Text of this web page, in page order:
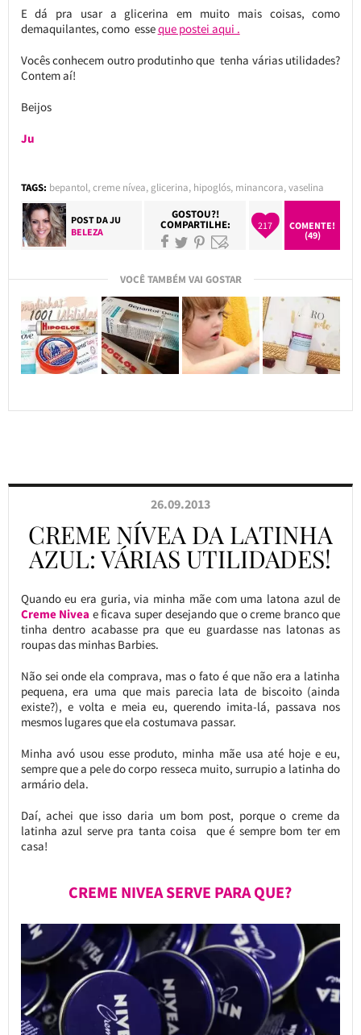
E dá pra usar a glicerina em muito mais coisas, como
demaquilantes, como esseque postei aqui .
Vocês conhecem outro produtinho que tenha várias utilidades?
Contem aí!
Beijos
Ju
TAGS: bepantol,creme nívea, glicerina, hipoglós, minancora,vaselina
POST DAJU
BELEZA
GOSTOU?!
COMPARTILHE: 217
COMENTE!
(49)
VOCÊ TAMBÉM VAI GOSTAR
26.09.2013
CREME NÍVEA DA LATINHA
AZUL: VÁRIAS UTILIDADES!
Quando eu era guria, via minha mãe com uma latona azul de
Creme Nivea e ficava super desejando que o creme branco que
tinha dentro acabasse pra que eu guardasse nas latonas as
roupas das minhas Barbies.
Não sei onde ela comprava, mas o fato é que não era a latinha
pequena, era uma que mais parecia lata de biscoito (ainda
existe?), e volta e meia eu, querendo imita-lá, passava nos
mesmos lugares que ela costumava passar.
Minha avó usou esse produto, minha mãe usa até hoje e eu,
sempre que a pele do corpo resseca muito, surrupio a latinha do
armário dela.
Daí, achei que isso daria um bom post, porque o creme da
latinha azul serve pra tanta coisa que é sempre bom ter em
casa!
CREME NIVEA SERVE PARA QUE?